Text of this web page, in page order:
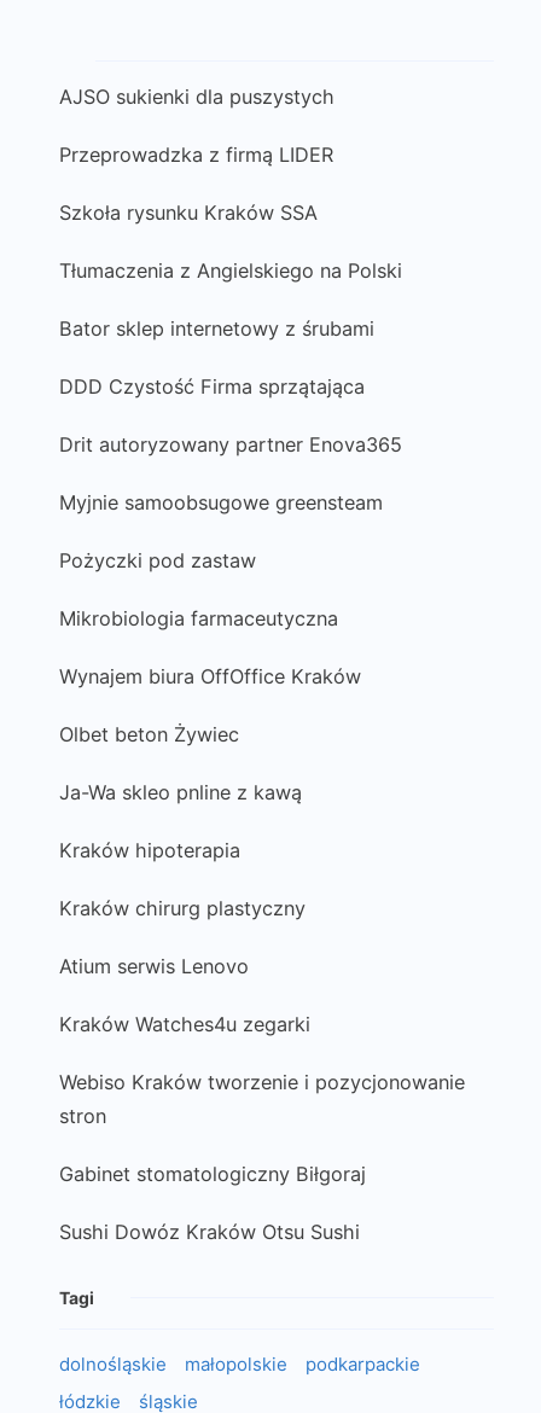
AJSO sukienki dla puszystych
Przeprowadzka z firmą LIDER
Szkoła rysunku Kraków SSA
Tłumaczenia z Angielskiego na Polski
Bator sklep internetowy z śrubami
DDD Czystość Firma sprzątająca
Drit autoryzowany partner Enova365
Myjnie samoobsugowe greensteam
Pożyczki pod zastaw
Mikrobiologia farmaceutyczna
Wynajem biura OffOffice Kraków
Olbet beton Żywiec
Ja-Wa skleo pnline z kawą
Kraków hipoterapia
Kraków chirurg plastyczny
Atium serwis Lenovo
Kraków Watches4u zegarki
Webiso Kraków tworzenie i pozycjonowanie
stron
Gabinet stomatologiczny Biłgoraj
Sushi Dowóz Kraków Otsu Sushi
Tagi
dolnośląskie małopolskie
podkarpackie
łódzkie
śląskie